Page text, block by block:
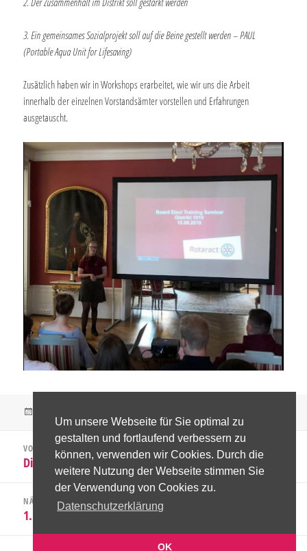
Um unsere Webseite für Sie optimal zu
gestalten und fortlaufend verbessern zu
können, verwenden wir Cookies. Durch die
weitere Nutzung der Webseite stimmen Sie
der Verwendung von Cookies zu.
Datenschutzerklärung
OK
3. Ein gemeinsames Sozialprojekt soll auf die Beine gestellt werden – PAUL
(Portable Aqua Unit for Lifesaving)
Zusätzlich haben wir in Workshops erarbeitet, wie wir uns die Arbeit
innerhalb der einzelnen Vorstandsämter vorstellen und Erfahrungen
ausgetauscht.
Beitragsnavigation
VORHERIGER
Vorheriger
Distriktteam 2017-2018 wurde gewählt
NÄCHSTER
Nächster
Beitrag:
1. RDK-Sitzung 2019/2020